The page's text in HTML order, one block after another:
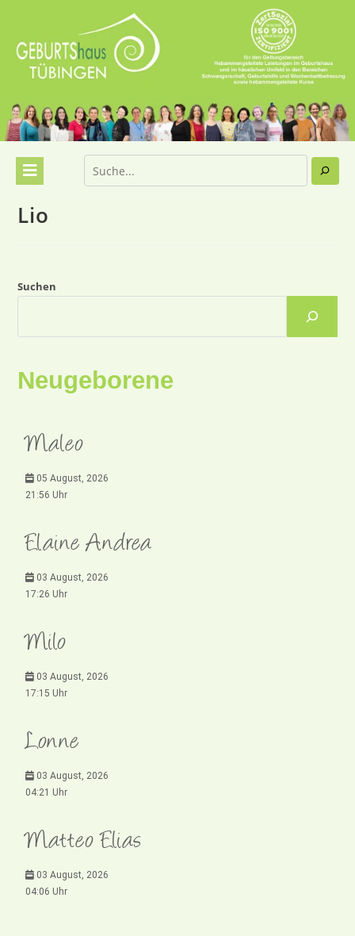
Lio
Suchen
Neugeborene
Maleo
05 August, 2026
21:56 Uhr
Elaine Andrea
03 August, 2026
17:26 Uhr
Milo
03 August, 2026
17:15 Uhr
Lonne
03 August, 2026
04:21 Uhr
Matteo Elias
03 August, 2026
04:06 Uhr